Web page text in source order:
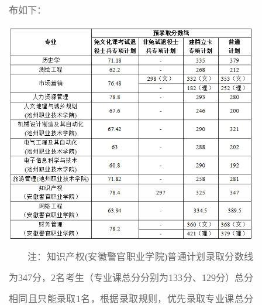
布如下：
注： 知识产权(安徽警官职业学院)普通计划录取分数线
为347分， 2名考生（专业课总分分别为133分、 1 29分）总分
相同且只能录取1 名，根据录取规则，优先录取专业课总分